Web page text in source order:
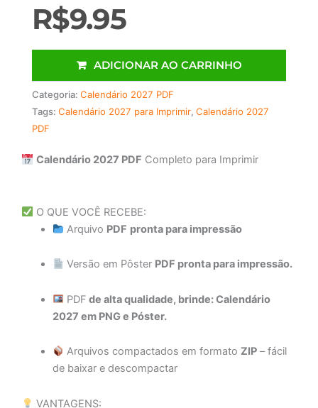
R$9.95
ADICIONAR AO CARRINHO
Categoria: Calendário 2027 PDF
Tags: Calendário 2027 para Imprimir, Calendário 2027
PDF
Calendário 2027 PDF Completo para Imprimir
O QUE VOCÊ RECEBE:
Arquivo PDF pronta para impressão
Versão em Pôster PDF pronta para impressão.
PDF de alta qualidade, brinde: Calendário
2027 em PNG e Póster.
Arquivos compactados em formatoZIP – fácil
de baixar e descompactar
VANTAGENS: